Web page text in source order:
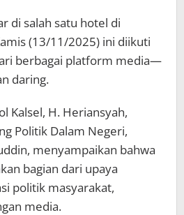
di salah satu hotel di
(13/11/2025) ini diikuti
berbagai platform media—
daring.
Kalsel, H. Heriansyah,
Politik Dalam Negeri,
menyampaikan bahwa
bagian dari upaya
politik masyarakat,
media.